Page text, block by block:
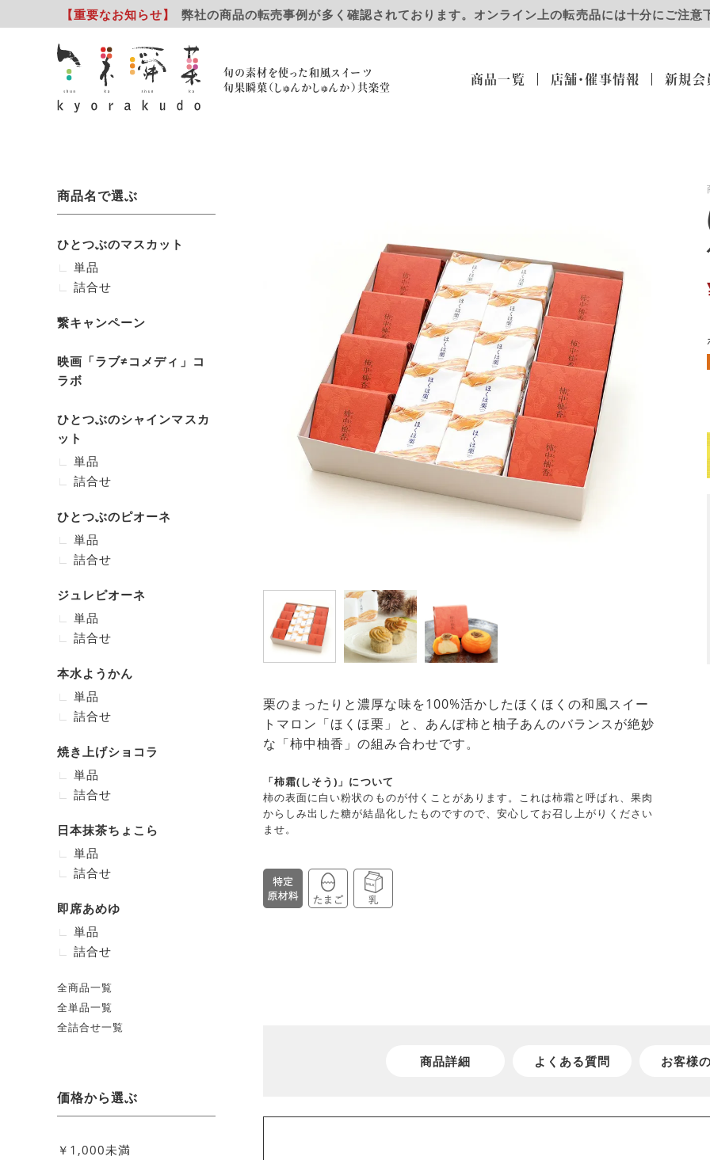
【重要なお知らせ】 弊社の商品の転売事例が多く確認されております。オンライン上の転売品には十分にご注意
旬の素材を使った和風スイーツ
旬果瞬菓（しゅんかしゅんか）共楽堂
商品一覧 店舗・催事情報 新規会
栗のまったりと濃厚な味を100%活かしたほくほくの和風スイー
トマロン「ほくほ栗」と、あんぽ柿と柚子あんのバランスが絶妙
な「柿中柚香」の組み合わせです。
「柿霜(しそう)」について
柿の表面に白い粉状のものが付くことがあります。これは柿霜と呼ばれ、果肉
からしみ出した糖が結晶化したものですので、安心してお召し上がりください
ませ。
商品詳細 よくある質問 お客様
商品名で選ぶ
ひとつぶのマスカット
単品
詰合せ
繋キャンペーン
映画「ラブ≠コメディ」コ
ラボ
ひとつぶのシャインマスカ
ット
単品
詰合せ
ひとつぶのピオーネ
単品
詰合せ
ジュレピオーネ
単品
詰合せ
本水ようかん
単品
詰合せ
焼き上げショコラ
単品
詰合せ
日本抹茶ちょこら
単品
詰合せ
即席あめゆ
単品
詰合せ
全商品一覧
全単品一覧
全詰合せ一覧
価格から選ぶ
￥1,000未満